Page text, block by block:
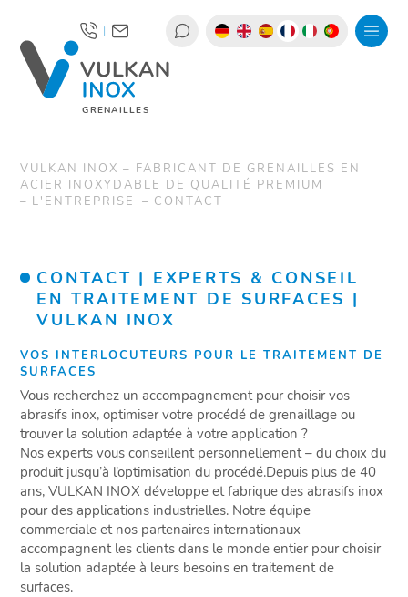
GRENAILLES
|
VULKAN INOX – FABRICANT DE GRENAILLES EN
ACIER INOXYDABLE DE QUALITÉ PREMIUM
L'ENTREPRISE
CONTACT
CONTACT | EXPERTS & CONSEIL
EN TRAITEMENT DE SURFACES |
VULKAN INOX
VOS INTERLOCUTEURS POUR LE TRAITEMENT DE
SURFACES
Vous recherchez un accompagnement pour choisir vos
abrasifs inox, optimiser votre procédé de grenaillage ou
trouver la solution adaptée à votre application ?
Nos experts vous conseillent personnellement – du choix du
produit jusqu’à l’optimisation du procédé.Depuis plus de 40
ans, VULKAN INOX développe et fabrique des abrasifs inox
pour des applications industrielles. Notre équipe
commerciale et nos partenaires internationaux
accompagnent les clients dans le monde entier pour choisir
la solution adaptée à leurs besoins en traitement de
surfaces.